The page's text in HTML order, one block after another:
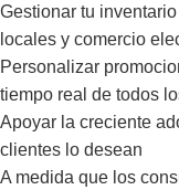
Gestionar tu
locales y comercio
Personalizar
tiempo real de todos
Apoyar la creciente
clientes lo desean
A medida que los